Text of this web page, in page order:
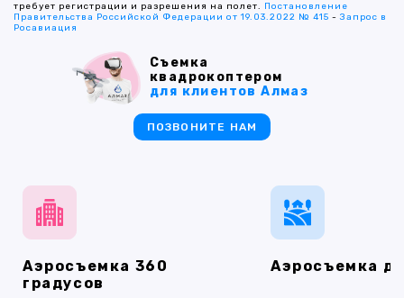
Аэросъемка 360
градусов
Аэросъемка
требует регистрации и разрешения на полет. Постановление
Правительства Российской Федерации от 19.03.2022 № 415 -Запрос в
Росавиация
Съемка
квадрокоптером
для клиентов Алмаз
ПОЗВОНИТЕ НАМ